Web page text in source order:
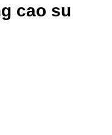
cao su